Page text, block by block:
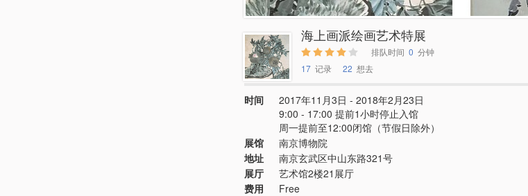
海上画派绘画艺术特展
排队时间 0 分钟
17 记录 22 想去
时间
2017年11月3日 - 2018年2月23日
9:00 - 17:00 提前1小时停止入馆
周一提前至12:00闭馆（节假日除外）
展馆
南京博物院
地址
南京玄武区中山东路321号
展厅
艺术馆2楼21展厅
费用
Free